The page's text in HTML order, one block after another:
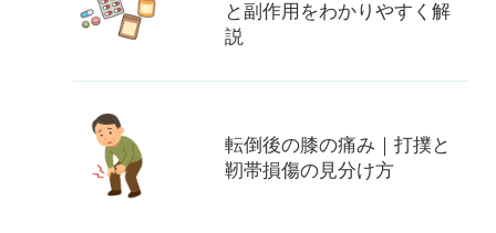
と副作用をわかりやすく解
説
転倒後の膝の痛み｜打撲と
靭帯損傷の見分け方